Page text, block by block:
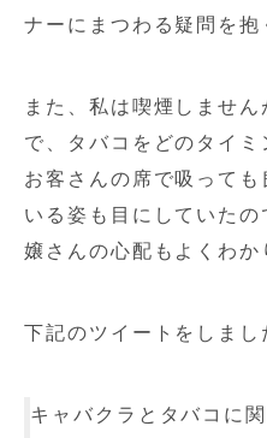
ナーにまつわる疑問を抱
また、私は喫煙しませ
で、タバコをどのタイミ
お客さんの席で吸って
いる姿も目にしていた
嬢さんの心配もよくわか
下記のツイートをしまし
キャバクラとタバコに